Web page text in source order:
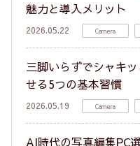
魅力と導入メリット
2026.05.22 Camera
三脚いらずでシャキ
せる5つの基本習慣
2026.05.19 Camera
AI時代の写真編集PC